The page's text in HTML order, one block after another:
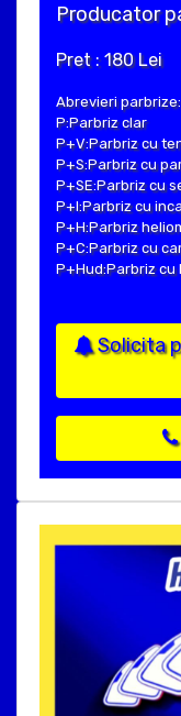
Producator
Pret : 180 Lei
Abrevieri parbrize:
P:Parbriz clar
P+V:Parbriz cu
P+S:Parbriz cu
P+SE:Parbriz cu
P+I:Parbriz cu
P+H:Parbriz
P+C:Parbriz cu
P+Hud:Parbriz cu
Solicita